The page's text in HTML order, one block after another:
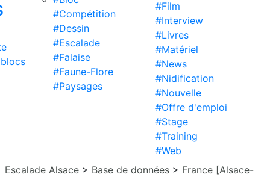
#Compétition
#Dessin
#Escalade
#Falaise
#Faune-Flore
#Paysages
#Film
#Interview
#Livres
#Matériel
#News
#Nidification
#Nouvelle
#Offre d'emploi
#Stage
#Training
#Web
Escalade Alsace > Base de données > France [Alsace-